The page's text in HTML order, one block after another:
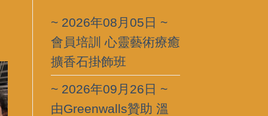
~ 2026年08月05日 ~
會員培訓 心靈藝術療癒
擴香石掛飾班
~ 2026年09月26日 ~
由Greenwalls贊助 溫